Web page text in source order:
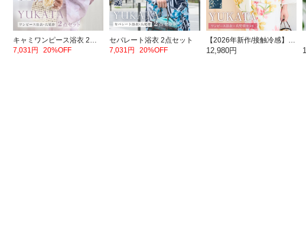
キャミワンピース浴衣 2点セット
7,031円
20%OFF
セパレート浴衣 2点セット
7,031円
20%OFF
【2026年新作/接触冷感】キャミワンピース浴衣 2点セット
12,980円